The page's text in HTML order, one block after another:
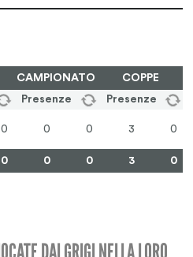
CAMPIONATO
COPPE
Presenze Presenze
0 0 0 3 0
0 0 0 3 0